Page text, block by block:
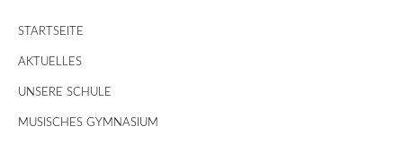
STARTSEITE
AKTUELLES
UNSERE SCHULE
MUSISCHES GYMNASIUM